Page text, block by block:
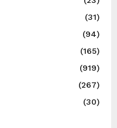
(31)
(94)
(165)
(919)
(267)
(30)